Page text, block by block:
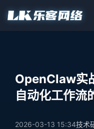
OpenClaw实
自动化工作流
2026-03-13 15:34技术